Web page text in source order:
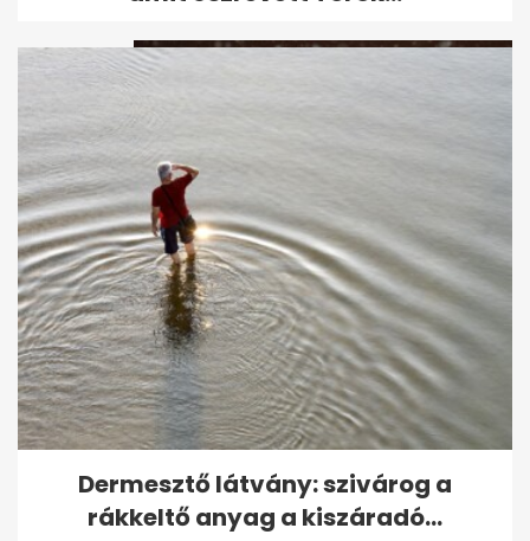
Leesett az első hó - ezeket az
utakat most jobb elkerülni
Dermesztő látvány: szivárog a
rákkeltő anyag a kiszáradó...